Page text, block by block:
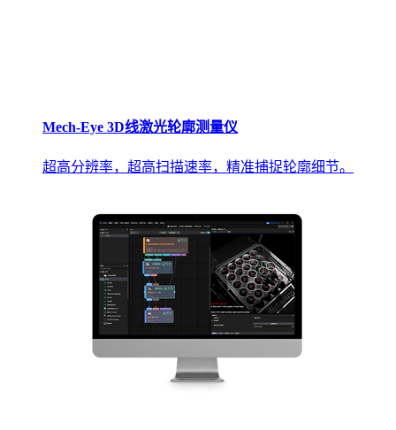
Mech-Eye 3D线激光轮廓测量仪
超高分辨率，超高扫描速率，精准捕捉轮廓细节。